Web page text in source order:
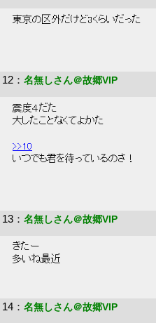
東京の区外だけど3くらいだった
12 ： 名無しさん＠故郷VIP
震度４だた
大したことなくてよかた
>>10
いつでも君を待っているのさ！
13 ： 名無しさん＠故郷VIP
きたー
多いね最近
14 ： 名無しさん＠故郷VIP